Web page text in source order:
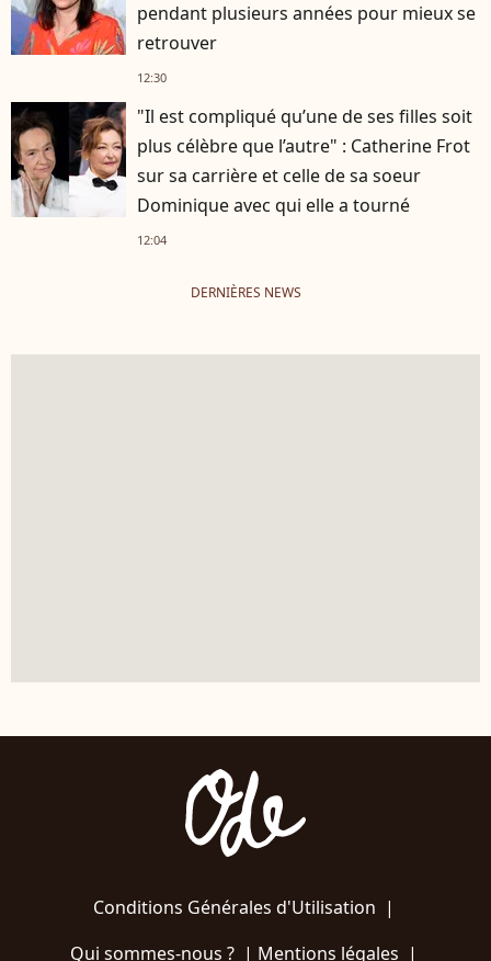
pendant plusieurs années pour mieux se
retrouver
12:30
"Il est compliqué qu’une de ses filles soit
plus célèbre que l’autre" : Catherine Frot
sur sa carrière et celle de sa soeur
Dominique avec qui elle a tourné
12:04
DERNIÈRES NEWS
Conditions Générales d'Utilisation |
Qui sommes-nous ?| Mentions légales |